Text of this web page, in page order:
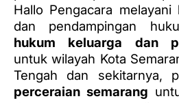
Hallo Pengacara melayani
dan pendampingan
hukum keluarga dan
untuk wilayah Kota
Tengah dan sekitarnya, p
perceraian semarang